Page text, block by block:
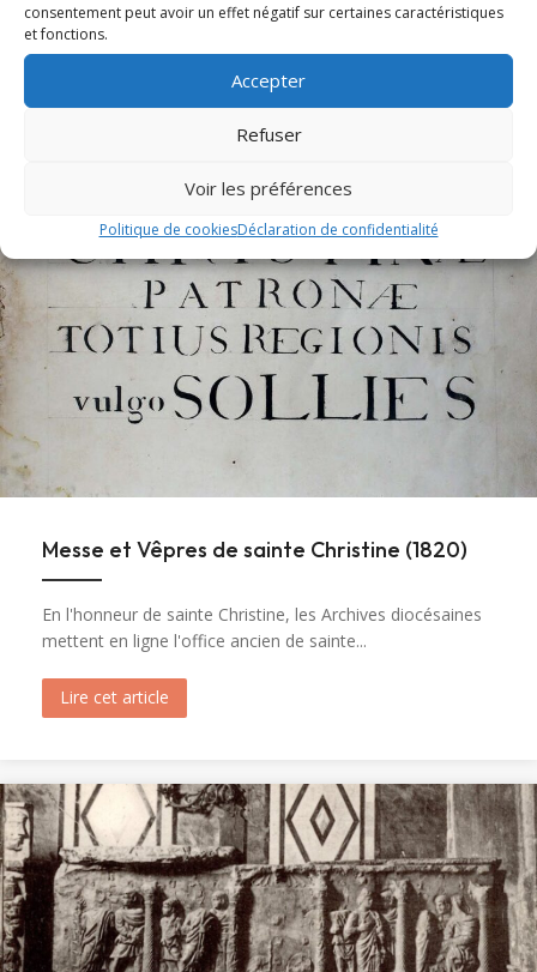
consentement peut avoir un effet négatif sur certaines caractéristiques
et fonctions.
Accepter
Refuser
Voir les préférences
Politique de cookiesDéclaration de confidentialité
Messe et Vêpres de sainte Christine (1820)
En l'honneur de sainte Christine, les Archives diocésaines
mettent en ligne l'office ancien de sainte...
Lire cet article